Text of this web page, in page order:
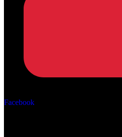
Facebook